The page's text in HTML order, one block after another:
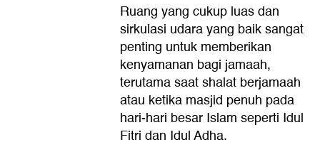
Ruang yang cukup luas dan
sirkulasi udara yang baik sangat
penting untuk memberikan
kenyamanan bagi jamaah,
terutama saat shalat berjamaah
atau ketika masjid penuh pada
hari-hari besar Islam seperti Idul
Fitri dan Idul Adha.